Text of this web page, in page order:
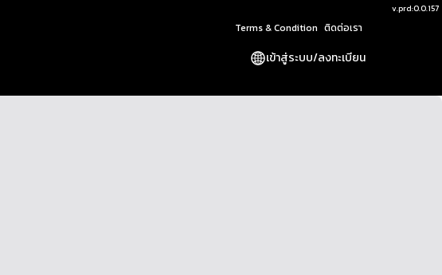
v.prd:0.0.157
Terms & Condition ติดต่อเรา
เข้าสู่ระบบ/ลงทะเบียน